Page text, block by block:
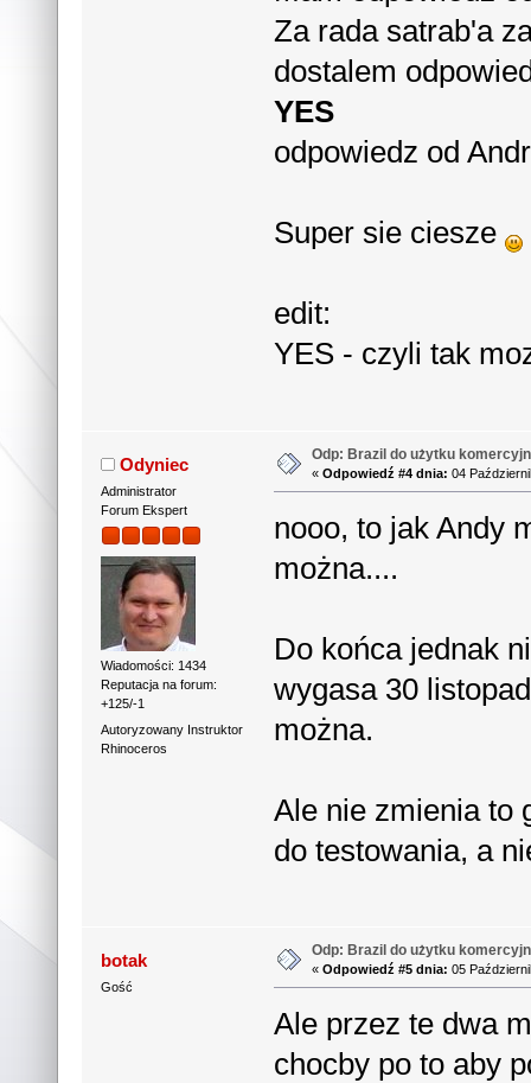
Za rada satrab'a
dostalem
YES
odpowiedz od
Super sie ciesze
edit:
YES - czyli tak
Odyniec
Administrator
Forum Ekspert
Wiadomości: 1434
Reputacja na forum:
+125/-1
Autoryzowany Instruktor
Rhinoceros
Odp: Brazil do użytku
«Odpowiedź #4 dnia: 04
nooo, to jak Andy
można....
Do końca jednak
wygasa 30
można.
Ale nie zmienia to
do testowania, a
botak
Gość
Odp: Brazil do użytku
«Odpowiedź #5 dnia: 05
Ale przez te dwa
chocby po to aby